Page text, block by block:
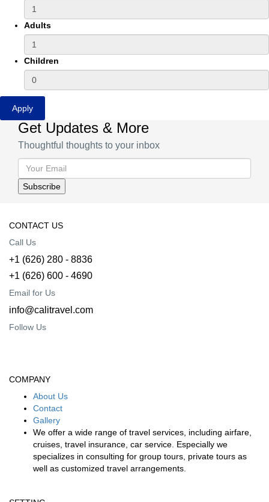
Adults
Children
Apply
Get Updates & More
Thoughtful thoughts to your inbox
CONTACT US
Call Us
+1 (626) 280 - 8836
+1 (626) 600 - 4690
Email for Us
info@calitravel.com
Follow Us
COMPANY
About Us
Contact
Gallery
We offer a wide range of travel services, including airfare,
cruises, travel insurance, car service. Especially we
specializes in consulting for group tours, private tours as
well as customized travel arrangements.